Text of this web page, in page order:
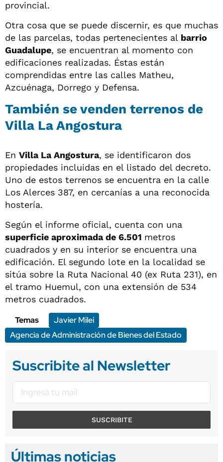
provincial.
Otra cosa que se puede discernir, es que muchas
de las parcelas, todas pertenecientes al barrio
Guadalupe, se encuentran al momento con
edificaciones realizadas. Éstas están
comprendidas entre las calles Matheu,
Azcuénaga, Dorrego y Defensa.
También se venden terrenos de
Villa La Angostura
En Villa La Angostura, se identificaron dos
propiedades incluidas en el listado del decreto.
Uno de estos terrenos se encuentra en la calle
Los Alerces 387, en cercanías a una reconocida
hostería.
Según el informe oficial, cuenta con una
superficie aproximada de 6.501 metros
cuadrados y en su interior se encuentra una
edificación. El segundo lote en la localidad se
sitúa sobre la Ruta Nacional 40 (ex Ruta 231), en
el tramo Huemul, con una extensión de 534
metros cuadrados.
Temas
Javier Milei
Agencia de Administración de Bienes del Estado
Suscribite al Newsletter
SUSCRIBITE
Últimas noticias